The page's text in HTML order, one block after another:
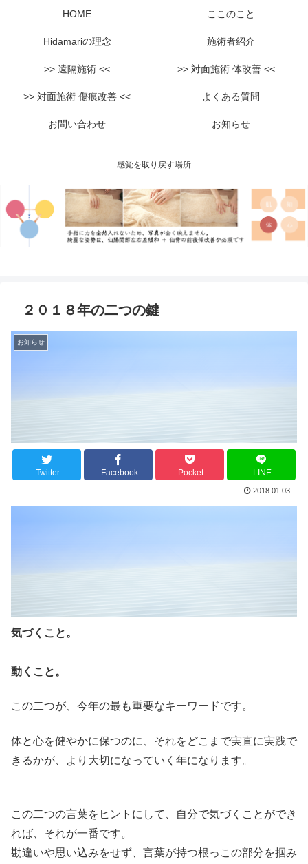
感覚を取り戻す場所
HOME ここのこと
Hidamariの理念 施術者紹介
>> 遠隔施術 << >> 対面施術 体改善 <<
>> 対面施術 傷痕改善 << よくある質問
お問い合わせ お知らせ
２０１８年の二つの鍵
お知らせ
Twitter Facebook Pocket LINE
2018.01.03
気づくこと。
動くこと。
この二つが、今年の最も重要なキーワードです。
体と心を健やかに保つのに、それをどこまで実直に実践で
きるかが、より大切になっていく年になります。
この二つの言葉をヒントにして、自分で気づくことができ
れば、それが一番です。
勘違いや思い込みをせず、言葉が持つ根っこの部分を掴み